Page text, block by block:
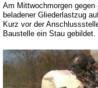
Am Mittwochmorgen
beladener Gliederlastzug
Kurz vor der
Baustelle ein Stau